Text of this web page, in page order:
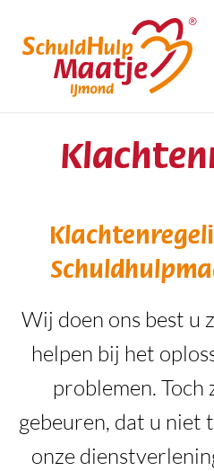
Wij doen ons best u
helpen bij het
problemen. Toch
gebeuren, dat u niet
onze